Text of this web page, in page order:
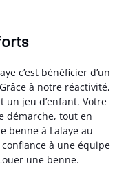
c’est bénéficier d’un
à notre réactivité,
un jeu d’enfant. Votre
démarche, tout en
benne à Lalaye au
à une équipe
une benne.